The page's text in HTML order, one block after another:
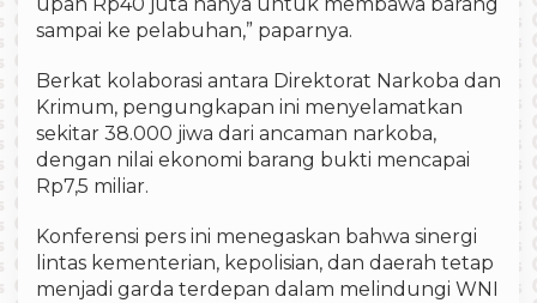
sampai ke pelabuhan,” paparnya.
Berkat kolaborasi antara Direktorat Narkoba dan
Krimum, pengungkapan ini menyelamatkan
sekitar 38.000 jiwa dari ancaman narkoba,
dengan nilai ekonomi barang bukti mencapai
Rp7,5 miliar.
Konferensi pers ini menegaskan bahwa sinergi
lintas kementerian, kepolisian, dan daerah tetap
menjadi garda terdepan dalam melindungi WNI